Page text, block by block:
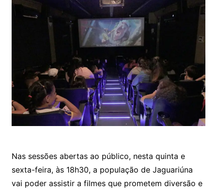
Nas sessões abertas ao público, nesta quinta e
sexta-feira, às 18h30, a população de Jaguariúna
vai poder assistir a filmes que prometem diversão e